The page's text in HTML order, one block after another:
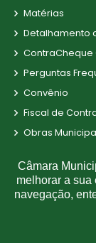
Matérias
Detalhamento
ContraCheque
Perguntas
Convênio
Fiscal de
Obras
Radar da
LAI
Câmara
melhorar a sua
navegação,